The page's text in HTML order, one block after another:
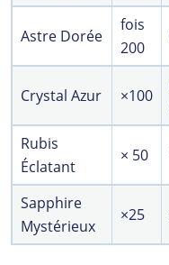
Astre Dorée
fois
200
Crystal Azur ×100
Rubis
Éclatant
× 50
Sapphire
Mystérieux
×25